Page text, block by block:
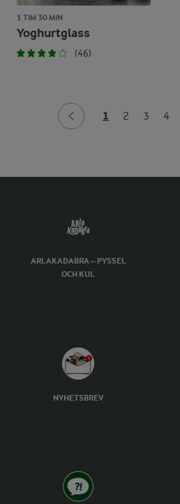
1 TIM 30 MIN
Yoghurtglass
(46)
1 2 3 4
ARLAKADABRA – PYSSEL
OCH KUL
NYHETSBREV